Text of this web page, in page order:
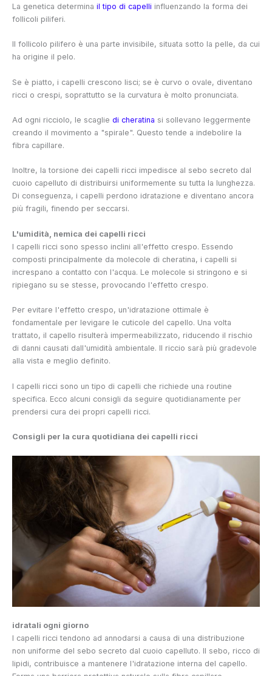
La genetica determina il tipo di capelli influenzando la forma dei
follicoli piliferi.
Il follicolo pilifero è una parte invisibile, situata sotto la pelle, da cui
ha origine il pelo.
Se è piatto, i capelli crescono lisci; se è curvo o ovale, diventano
ricci o crespi, soprattutto se la curvatura è molto pronunciata.
Ad ogni ricciolo, le scaglie di cheratina si sollevano leggermente
creando il movimento a "spirale". Questo tende a indebolire la
fibra capillare.
Inoltre, la torsione dei capelli ricci impedisce al sebo secreto dal
cuoio capelluto di distribuirsi uniformemente su tutta la lunghezza.
Di conseguenza, i capelli perdono idratazione e diventano ancora
più fragili, finendo per seccarsi.
L'umidità, nemica dei capelli ricci
I capelli ricci sono spesso inclini all'effetto crespo. Essendo
composti principalmente da molecole di cheratina, i capelli si
increspano a contatto con l'acqua. Le molecole si stringono e si
ripiegano su se stesse, provocando l'effetto crespo.
Per evitare l'effetto crespo, un'idratazione ottimale è
fondamentale per levigare le cuticole del capello. Una volta
trattato, il capello risulterà impermeabilizzato, riducendo il rischio
di danni causati dall'umidità ambientale. Il riccio sarà più gradevole
alla vista e meglio definito.
I capelli ricci sono un tipo di capelli che richiede una routine
specifica. Ecco alcuni consigli da seguire quotidianamente per
prendersi cura dei propri capelli ricci.
Consigli per la cura quotidiana dei capelli ricci
idratali ogni giorno
I capelli ricci tendono ad annodarsi a causa di una distribuzione
non uniforme del sebo secreto dal cuoio capelluto. Il sebo, ricco di
lipidi, contribuisce a mantenere l'idratazione interna del capello.